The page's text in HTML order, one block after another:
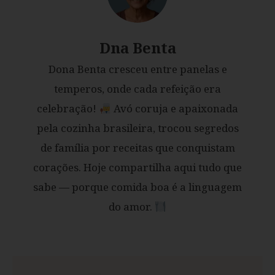
Dna Benta
Dona Benta cresceu entre panelas e
temperos, onde cada refeição era
celebração!
Avó coruja e apaixonada
pela cozinha brasileira, trocou segredos
de família por receitas que conquistam
corações. Hoje compartilha aqui tudo que
sabe — porque comida boa é a linguagem
do amor.